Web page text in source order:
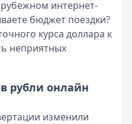
интернет-
бюджет поездки?
курса доллара к
неприятных
рубли онлайн
изменили